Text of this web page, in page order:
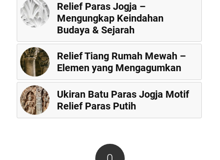
Relief Paras Jogja –
Mengungkap Keindahan
Budaya & Sejarah
Relief Tiang Rumah Mewah –
Elemen yang Mengagumkan
Ukiran Batu Paras Jogja Motif
Relief Paras Putih